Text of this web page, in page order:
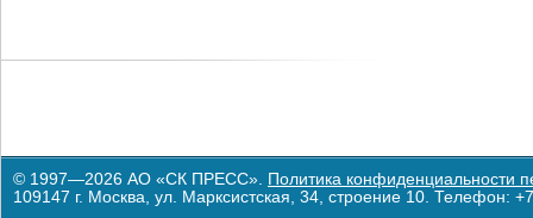
© 1997—2026 АО «СК ПРЕСС». Политика конфиденциальности
109147 г. Москва, ул. Марксистская, 34, строение 10. Телефон: